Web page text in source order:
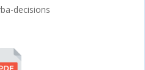
decisions